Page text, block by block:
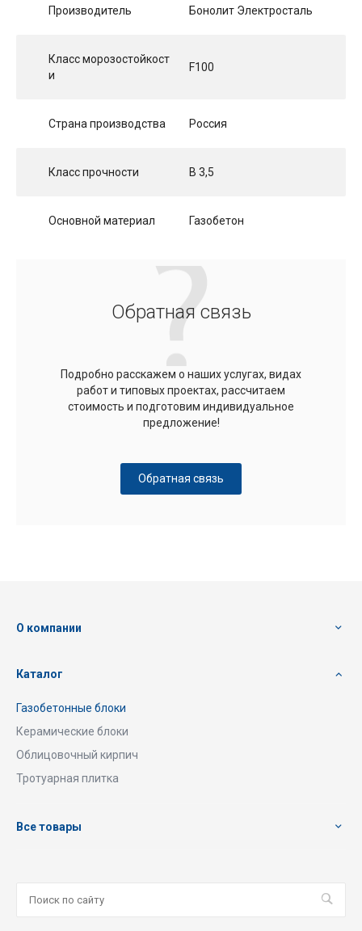
Производитель Бонолит Электросталь
Класс морозостойкост
и
F100
Страна производства Россия
Класс прочности B 3,5
Основной материал Газобетон
Обратная связь
Подробно расскажем о наших услугах, видах
работ и типовых проектах, рассчитаем
стоимость и подготовим индивидуальное
предложение!
Обратная связь
О компании
Каталог
Газобетонные блоки
Керамические блоки
Облицовочный кирпич
Тротуарная плитка
Все товары